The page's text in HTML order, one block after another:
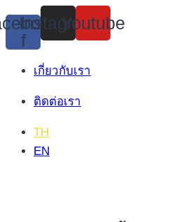
Skip
to
content
f
Instagram
Youtube
เกี่ยวกับเรา
ติดต่อเรา
TH
EN